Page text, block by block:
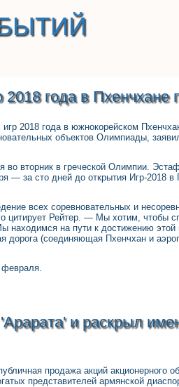
года в Пхенчхане
2018 года в южнокорейском
объектов Олимпиады,
во вторник в греческой Олимпии.
— за сто дней до открытия Игр-2018 в
всех соревновательных и
цитирует Рейтер. — Мы хотим, чтобы
находимся на пути к достижению этой
дорога (соединяющая Пхенчхан и
февраля.
и раскрыл
продажа акций акционерного
представителей армянской